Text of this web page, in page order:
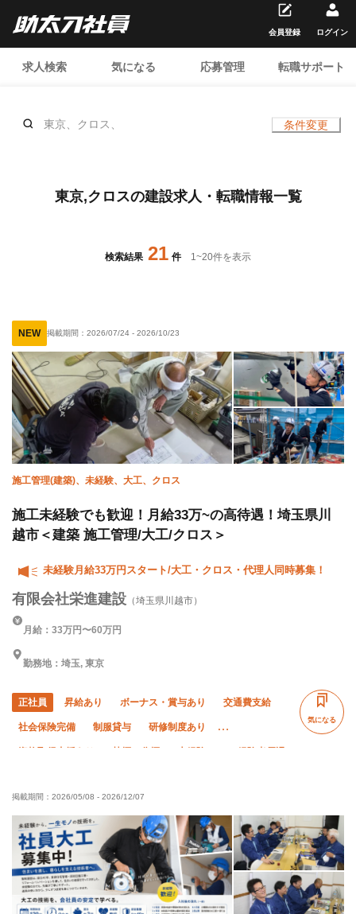
求人検索 気になる 応募管理 転職サポート
会員登録 ログイン
東京、クロス、 条件変更
東京,クロスの建設求人・転職情報一覧
検索結果 21 件 1~20件を表示
NEW 掲載期間： 2026/07/24 - 2026/10/23
施工管理(建築)、未経験、大工、クロス
施工未経験でも歓迎！月給33万~の高待遇！埼玉県川
越市＜建築 施工管理/大工/クロス＞
未経験月給33万円スタート/大工・クロス・代理人同時募集！
有限会社栄進建設 （埼玉県川越市）
月給：33万円〜60万円
勤務地：埼玉, 東京
正社員 昇給あり ボーナス・賞与あり 交通費支給
社会保険完備 制服貸与 研修制度あり
資格取得支援あり 禁煙・分煙 未経験OK 経験者優遇
転勤なし 夏季休暇 年末年始休暇
気になる
掲載期間： 2026/05/08 - 2026/12/07